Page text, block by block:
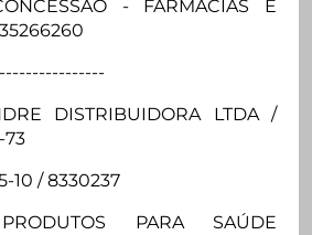
- FARMÁCIAS E
DISTRIBUIDORA LTDA /
73
10 / 8330237
PARA SAÚDE